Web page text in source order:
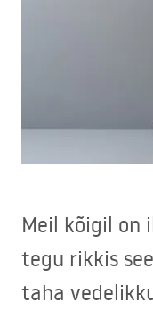
Meil kõigil on
tegu rikkis
taha